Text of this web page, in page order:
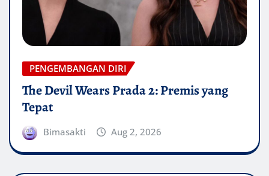
PENGEMBANGAN DIRI
The Devil Wears Prada 2: Premis yang
Tepat
Bimasakti Aug 2, 2026